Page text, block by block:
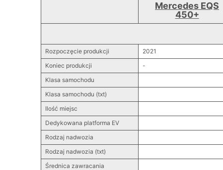
Mercedes EQS
450+
Rozpoczęcie produkcji 2021
Koniec produkcji
-
Klasa samochodu
Klasa samochodu (txt)
Ilość miejsc
Dedykowana platforma EV
Rodzaj nadwozia
Rodzaj nadwozia (txt)
Średnica zawracania